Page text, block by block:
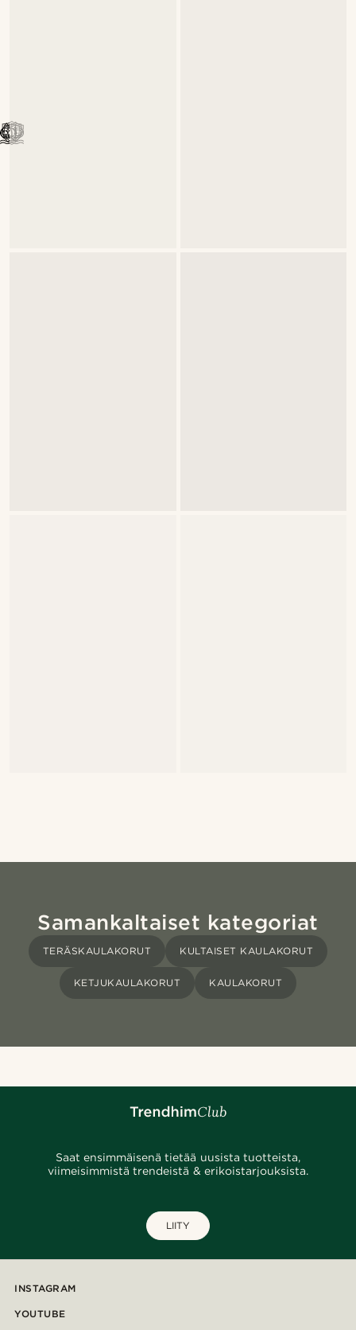
Samankaltaiset kategoriat
TERÄSKAULAKORUT KULTAISET KAULAKORUT
KETJUKAULAKORUT KAULAKORUT
Saat ensimmäisenä tietää uusista tuotteista,
viimeisimmistä trendeistä & erikoistarjouksista.
LIITY
INSTAGRAM
YOUTUBE